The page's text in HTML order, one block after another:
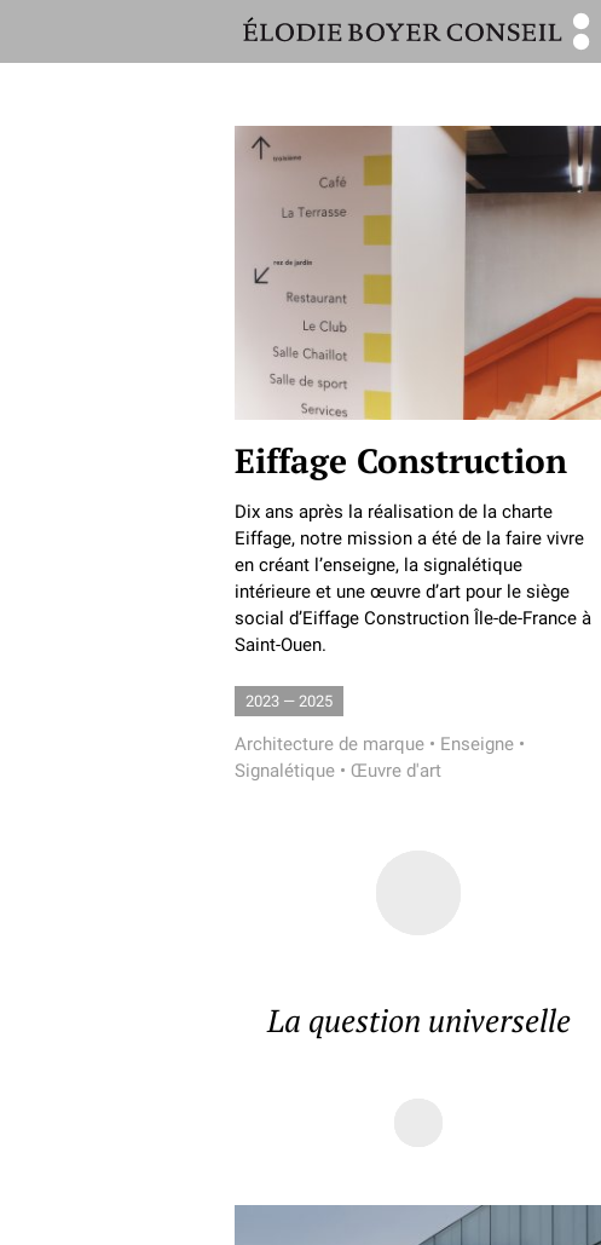
ÉLODIE
BOYER
Eiffage Construction
Dix ans après la réalisation de la charte
Eiffage, notre mission a été de la faire vivre
en créant l’enseigne, la signalétique
intérieure et une œuvre d’art pour le siège
social d’Eiffage Construction Île-de-France à
Saint-Ouen.
2023 — 2025
Architecture de marque • Enseigne •
Signalétique • Œuvre d'art
La question universelle